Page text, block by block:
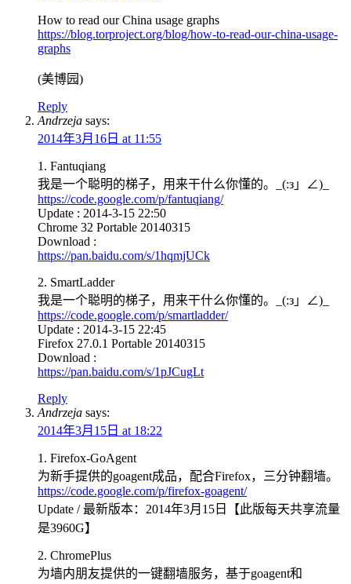
How to read our China usage graphs
https://blog.torproject.org/blog/how-to-read-our-china-usage-
graphs
(美博园)
Reply
Andrzeja says:
2014年3月16日 at 11:55
1. Fantuqiang
我是一个聪明的梯子，用来干什么你懂的。_(:з」∠)_
https://code.google.com/p/fantuqiang/
Update : 2014-3-15 22:50
Chrome 32 Portable 20140315
Download :
https://pan.baidu.com/s/1hqmjUCk
2. SmartLadder
我是一个聪明的梯子，用来干什么你懂的。_(:з」∠)_
https://code.google.com/p/smartladder/
Update : 2014-3-15 22:45
Firefox 27.0.1 Portable 20140315
Download :
https://pan.baidu.com/s/1pJCugLt
Reply
Andrzeja says:
2014年3月15日 at 18:22
1. Firefox-GoAgent
为新手提供的goagent成品，配合Firefox，三分钟翻墙。
https://code.google.com/p/firefox-goagent/
Update / 最新版本：2014年3月15日【此版每天共享流量
是3960G】
2. ChromePlus
为墙内朋友提供的一键翻墙服务，基于goagent和